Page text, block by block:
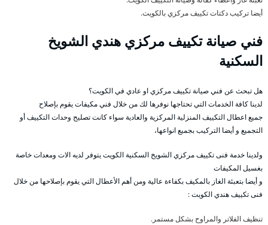
أيضا تركيب دكتات تكييف مركزي بالكويت.
فني صيانة تكييف مركزي هندي الشويخ
السكنية
هل تبحث عن فني صيانة تكييف مركزي او عادي في الكويت؟
لدينا كافة الخدمات التي تحتاجها نوفرها لك من خلال فني مكيفات يقوم بإصلاح
جميع اعطال التكييف المنزلية المركزية والعادية سواء كانت تصليح وحدات التكييف أو
التجميع و أيضا التركيب بجميع انواعها،
ولدينا خدمة فنى تكييف مركزي الشويخ السكنية الكويت يتوفر لديه الات ومعدات خاصة
بغسيل المكيفات
و أيضا بتعبئة الغاز بالمكيف بكفاءة عالية ومن أهم الأعطال التي يقوم بإصلاحها من خلال
فنى تكييف هندي الكويت :
تنظيف الفلاتر والمراوح بشكل مستمر.